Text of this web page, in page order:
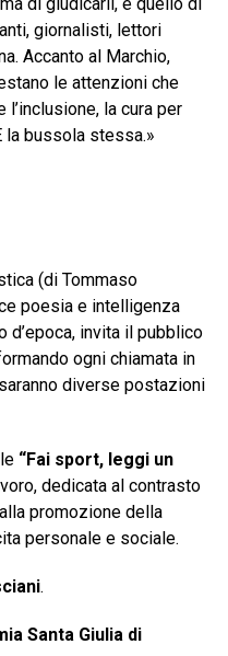
di giudicarli, e quello di
giornalisti, lettori
Accanto al Marchio,
le attenzioni che
la cura per
la bussola stessa.»
(di Tommaso
poesia e intelligenza
invita il pubblico
ogni chiamata in
diverse postazioni
“Fai sport, leggi un
dedicata al contrasto
promozione della
personale e sociale.
.
Santa Giulia di